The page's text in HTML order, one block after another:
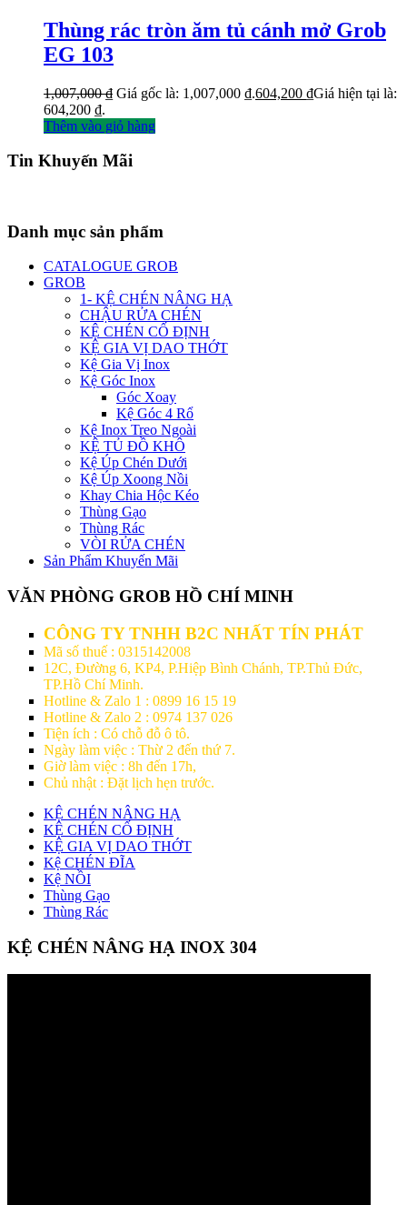
Thùng rác tròn ăm tủ cánh mở Grob
EG 103
1,007,000₫ Giá gốc là: 1,007,000 ₫.604,200 ₫Giá hiện tại là:
604,200 ₫.
Thêm vào giỏ hàng
Tin Khuyến Mãi
Danh mục sản phẩm
CATALOGUE GROB
GROB
1- KỆ CHÉN NÂNG HẠ
CHẬU RỬA CHÉN
KỆ CHÉN CỐ ĐỊNH
KỆ GIA VỊ DAO THỚT
Kệ Gia Vị Inox
Kệ Góc Inox
Góc Xoay
Kệ Góc 4 Rổ
Kệ Inox Treo Ngoài
KỆ TỦ ĐỒ KHÔ
Kệ Úp Chén Dưới
Kệ Úp Xoong Nồi
Khay Chia Hộc Kéo
Thùng Gạo
Thùng Rác
VÒI RỬA CHÉN
Sản Phẩm Khuyến Mãi
VĂN PHÒNG GROB HỒ CHÍ MINH
CÔNG TY TNHH B2C NHẤT TÍN PHÁT
Mã số thuế : 0315142008
12C, Đường 6, KP4, P.Hiệp Bình Chánh, TP.Thủ Đức,
TP.Hồ Chí Minh.
Hotline & Zalo 1 : 0899 16 15 19
Hotline & Zalo 2 : 0974 137 026
Tiện ích : Có chỗ đỗ ô tô.
Ngày làm việc : Thừ 2 đến thứ 7.
Giờ làm việc : 8h đến 17h,
Chủ nhật : Đặt lịch hẹn trước.
KỆ CHÉN NÂNG HẠ
KỆ CHÉN CỐ ĐỊNH
KỆ GIA VỊ DAO THỚT
Kệ CHÉN ĐĨA
Kệ NỒI
Thùng Gạo
Thùng Rác
KỆ CHÉN NÂNG HẠ INOX 304